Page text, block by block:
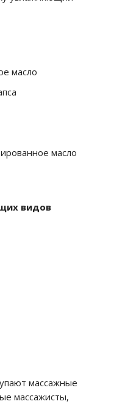
масло
масло
видов
массажные
массажисты,